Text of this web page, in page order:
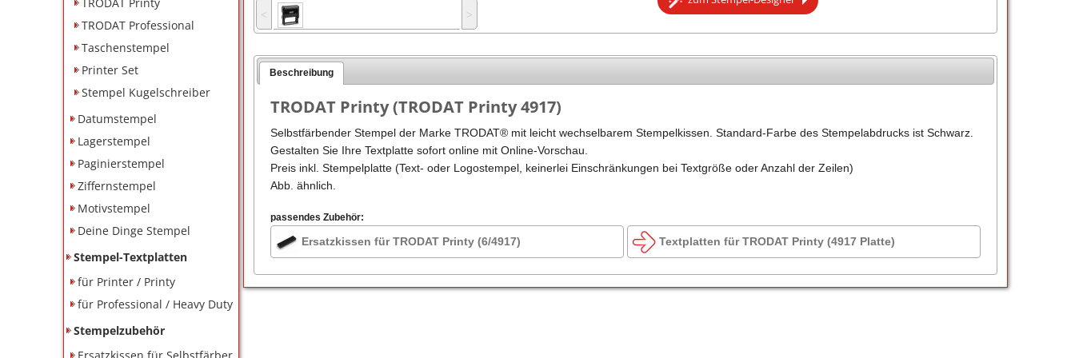
Stempel Kugelschreiber
Taucherstempel
Geocaching-Stempel
Lehrerstempel
Kinderstempel
TRODAT Professional
Taschenstempel
Printer Set
Stempel Kugelschreiber
Datumstempel
Lagerstempel
Paginierstempel
Ziffernstempel
Motivstempel
Deine Dinge Stempel
Stempel-Textplatten
für Printer / Printy
für Professional / Heavy Duty
Stempelzubehör
˂ ˃
Beschreibung
TRODAT Printy (TRODAT Printy 4917)
Selbstfärbender Stempel der Marke TRODAT® mit leicht wechselbarem Stempelkissen. Standard-Farbe des Stempelabdrucks ist Schwarz.
Gestalten Sie Ihre Textplatte sofort online mit Online-Vorschau.
Preis inkl. Stempelplatte (Text- oder Logostempel, keinerlei Einschränkungen bei Textgröße oder Anzahl der Zeilen)
Abb. ähnlich.
passendes Zubehör:
Ersatzkissen für TRODAT Printy (6/4917) Textplatten für TRODAT Printy (4917 Platte)